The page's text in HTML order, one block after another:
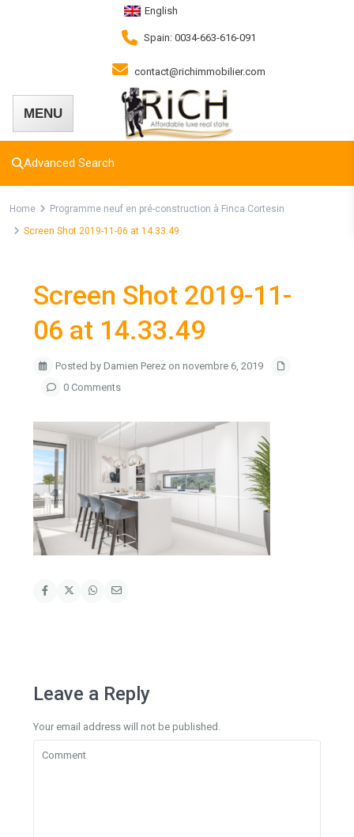
English
Spain: 0034-663-616-091
contact@richimmobilier.com
Advanced Search
Home
Programme neuf en pré-construction à Finca Cortesin
Screen Shot 2019-11-06 at 14.33.49
Screen Shot 2019-11-
06 at 14.33.49
Posted by Damien Perez on novembre 6, 2019
0 Comments
Leave a Reply
Your email address will not be published.